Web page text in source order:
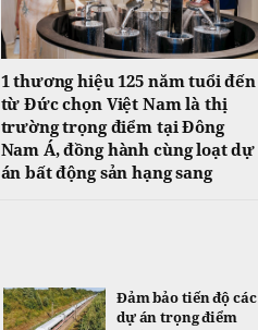
1 thương hiệu 125 năm tuổi đến
từ Đức chọn Việt Nam là thị
trường trọng điểm tại Đông
Nam Á, đồng hành cùng loạt dự
án bất động sản hạng sang
Đảm bảo tiến độ các
dự án trọng điểm